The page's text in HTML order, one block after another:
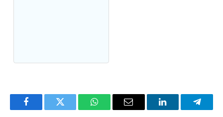
FacebookTwitter WhatsAppEmail LinkedIn